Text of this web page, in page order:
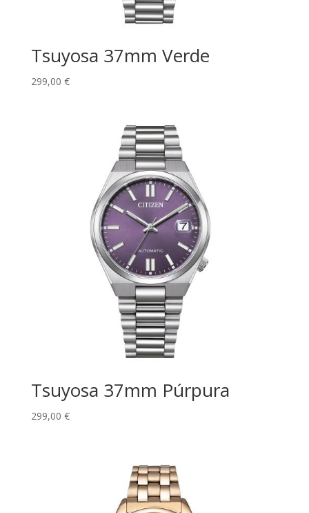
Tsuyosa 37mm Verde
299,00 €
Tsuyosa 37mm Púrpura
299,00 €